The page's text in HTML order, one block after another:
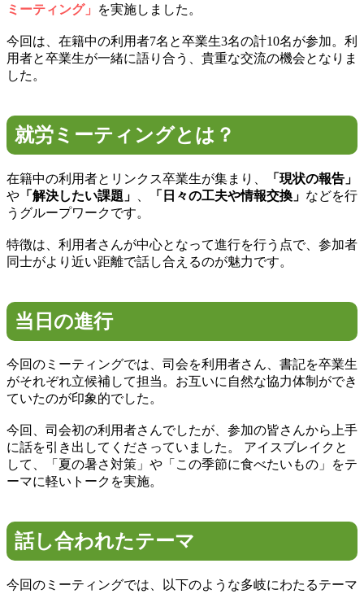
ミーティング」
を実施しました。
今回は、在籍中の利用者7名と卒業生3名の計10名が参加。利
用者と卒業生が一緒に語り合う、貴重な交流の機会となりま
した。
就労ミーティングとは？
在籍中の利用者とリンクス卒業生が集まり、
「現状の報告」
や 「解決したい課題」 「日々の工夫や情報交換」 などを行
うグループワークです。
特徴は、利用者さんが中心となって進行を行う点で、参加者
同士がより近い距離で話し合えるのが魅力です。
当日の進行
今回のミーティングでは、司会を利用者さん、書記を卒業生
がそれぞれ立候補して担当。お互いに自然な協力体制ができ
ていたのが印象的でした。
今回、司会初の利用者さんでしたが、参加の皆さんから上手
に話を引き出してくださっていました。 アイスブレイクと
して、「夏の暑さ対策」や「この季節に食べたいもの」をテ
ーマに軽いトークを実施。
話し合われたテーマ
今回のミーティングでは、以下のような多岐にわたるテーマ